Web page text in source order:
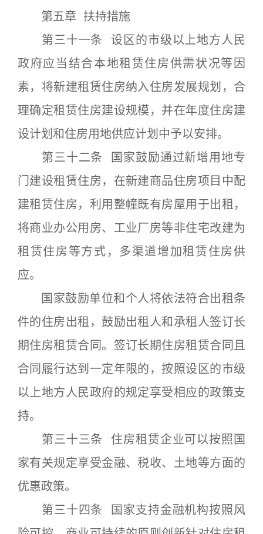
第五章 扶持措施
第三十一条 设区的市级以上地方人民
政府应当结合本地租赁住房供需状况等因
素，将新建租赁住房纳入住房发展规划，合
理确定租赁住房建设规模，并在年度住房建
设计划和住房用地供应计划中予以安排。
第三十二条 国家鼓励通过新增用地专
门建设租赁住房，在新建商品住房项目中配
建租赁住房，利用整幢既有房屋用于出租，
将商业办公用房、工业厂房等非住宅改建为
租赁住房等方式，多渠道增加租赁住房供
应。
国家鼓励单位和个人将依法符合出租条
件的住房出租，鼓励出租人和承租人签订长
期住房租赁合同。签订长期住房租赁合同且
合同履行达到一定年限的，按照设区的市级
以上地方人民政府的规定享受相应的政策支
持。
第三十三条 住房租赁企业可以按照国
家有关规定享受金融、税收、土地等方面的
优惠政策。
第三十四条 国家支持金融机构按照风